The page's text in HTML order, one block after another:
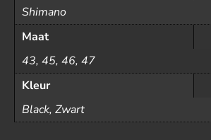
Shimano
Maat
43, 45, 46, 47
Kleur
Black, Zwart